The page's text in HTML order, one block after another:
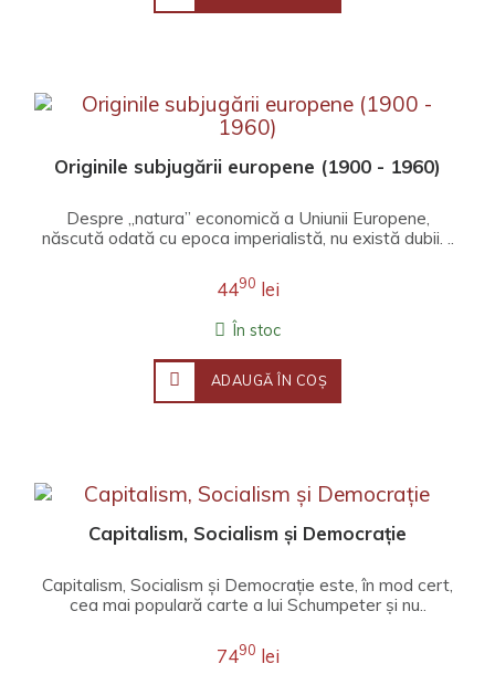
Originile subjugării europene (1900 - 1960)
Despre „natura” economică a Uniunii Europene,
născută odată cu epoca imperialistă, nu există dubii. ..
4490 lei
În stoc
ADAUGĂ ÎN COŞ
Capitalism, Socialism și Democrație
Capitalism, Socialism și Democrație este, în mod cert,
cea mai populară carte a lui Schumpeter și nu..
7490 lei